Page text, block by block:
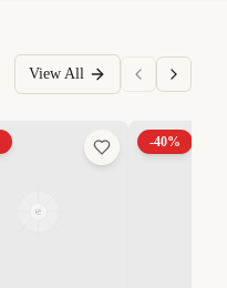
View All
-40%